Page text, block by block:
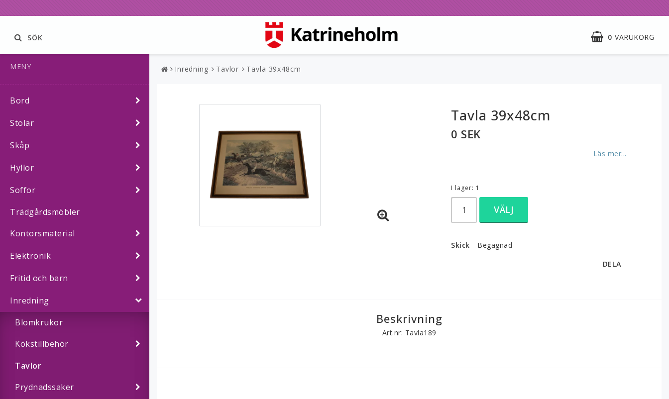
0 VARUKORG
SÖK
MENY
Bord
Stolar
Skåp
Hyllor
Soffor
Trädgårdsmöbler
Kontorsmaterial
Elektronik
Fritid och barn
Inredning
Blomkrukor
Kökstillbehör
Tavlor
Prydnadssaker
Inredning Tavlor Tavla 39x48cm
Tavla 39x48cm
0 SEK
Läs mer...
I lager: 1
VÄLJ
Skick
Begagnad
DELA
Beskrivning
Art.nr: Tavla189